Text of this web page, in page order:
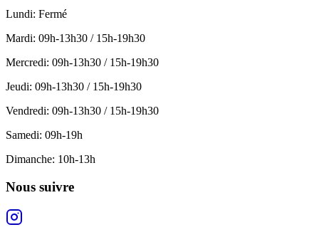
Lundi: Fermé
Mardi: 09h-13h30 / 15h-19h30
Mercredi: 09h-13h30 / 15h-19h30
Jeudi: 09h-13h30 / 15h-19h30
Vendredi: 09h-13h30 / 15h-19h30
Samedi: 09h-19h
Dimanche: 10h-13h
Nous suivre